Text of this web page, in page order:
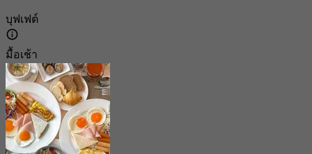
บุฟเฟต์
มื้อเช้า